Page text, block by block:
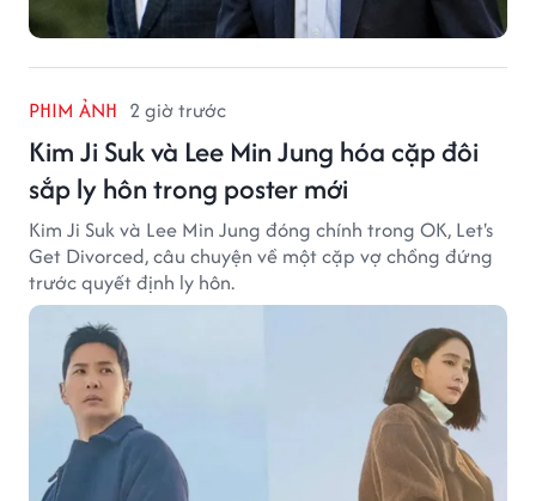
PHIM ẢNH 2 giờ trước
Kim Ji Suk và Lee Min Jung hóa cặp đôi
sắp ly hôn trong poster mới
Kim Ji Suk và Lee Min Jung đóng chính trong OK, Let's
Get Divorced, câu chuyện về một cặp vợ chồng đứng
trước quyết định ly hôn.